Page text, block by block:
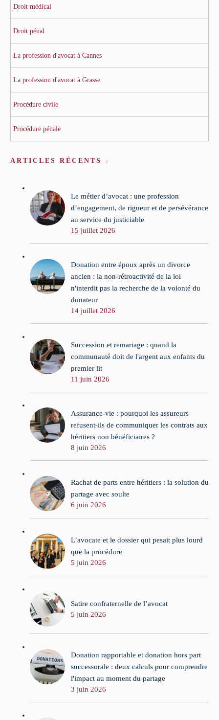
Droit médical
Droit pénal
La profession d'avocat à Cannes
La profession d'avocat à Grasse
Procédure civile
Procédure pénale
ARTICLES RÉCENTS
Le métier d’avocat : une profession
d’engagement, de rigueur et de persévérance
au service du justiciable
15 juillet 2026
Donation entre époux après un divorce
ancien : la non-rétroactivité de la loi
n'interdit pas la recherche de la volonté du
donateur
14 juillet 2026
Succession et remariage : quand la
communauté doit de l'argent aux enfants du
premier lit
11 juin 2026
Assurance-vie : pourquoi les assureurs
refusent-ils de communiquer les contrats aux
héritiers non bénéficiaires ?
8 juin 2026
Rachat de parts entre héritiers : la solution du
partage avec soulte
6 juin 2026
L’avocate et le dossier qui pesait plus lourd
que la procédure
5 juin 2026
Satire confraternelle de l’avocat
5 juin 2026
Donation rapportable et donation hors part
successorale : deux calculs pour comprendre
l'impact au moment du partage
3 juin 2026